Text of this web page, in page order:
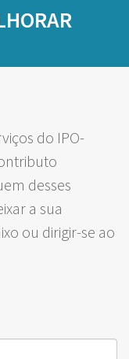
do IPO-
desses
a sua
ou dirigir-se ao